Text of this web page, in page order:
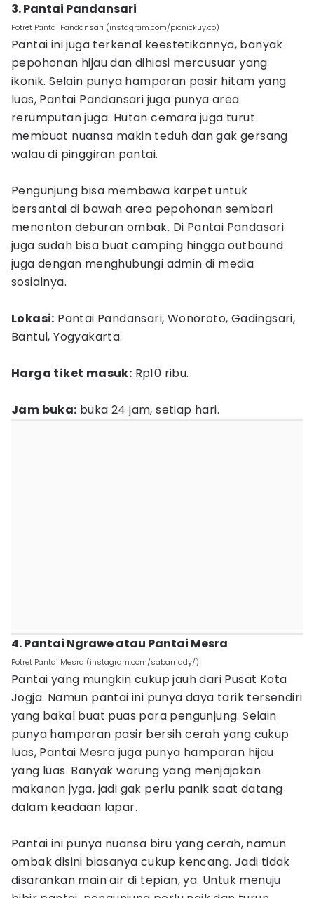
3. Pantai Pandansari
Potret Pantai Pandansari (instagram.com/picnickuy.co)
Pantai ini juga terkenal keestetikannya, banyak
pepohonan hijau dan dihiasi mercusuar yang
ikonik. Selain punya hamparan pasir hitam yang
luas, Pantai Pandansari juga punya area
rerumputan juga. Hutan cemara juga turut
membuat nuansa makin teduh dan gak gersang
walau di pinggiran pantai.
Pengunjung bisa membawa karpet untuk
bersantai di bawah area pepohonan sembari
menonton deburan ombak. Di Pantai Pandasari
juga sudah bisa buat camping hingga outbound
juga dengan menghubungi admin di media
sosialnya.
Lokasi: Pantai Pandansari, Wonoroto, Gadingsari,
Bantul, Yogyakarta.
Harga tiket masuk: Rp10 ribu.
Jam buka: buka 24 jam, setiap hari.
4. Pantai Ngrawe atau Pantai Mesra
Potret Pantai Mesra (instagram.com/sabarriady/)
Pantai yang mungkin cukup jauh dari Pusat Kota
Jogja. Namun pantai ini punya daya tarik tersendiri
yang bakal buat puas para pengunjung. Selain
punya hamparan pasir bersih cerah yang cukup
luas, Pantai Mesra juga punya hamparan hijau
yang luas. Banyak warung yang menjajakan
makanan jyga, jadi gak perlu panik saat datang
dalam keadaan lapar.
Pantai ini punya nuansa biru yang cerah, namun
ombak disini biasanya cukup kencang. Jadi tidak
disarankan main air di tepian, ya. Untuk menuju